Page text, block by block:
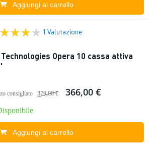
Aggiungi al carrello
1 Valutazione
Technologies Opera 10 cassa attiva
consigliato 379,00 € 366,00 €
Aggiungi al carrello